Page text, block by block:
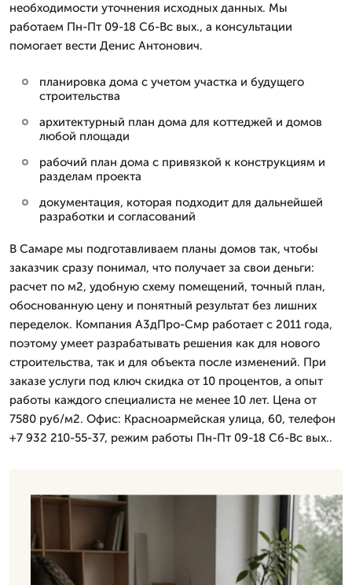
необходимости уточнения исходных данных. Мы
работаем Пн-Пт 09-18 Сб-Вс вых., а консультации
помогает вести Денис Антонович.
планировка дома с учетом участка и будущего
строительства
архитектурный план дома для коттеджей и домов
любой площади
рабочий план дома с привязкой к конструкциям и
разделам проекта
документация, которая подходит для дальнейшей
разработки и согласований
В Самаре мы подготавливаем планы домов так, чтобы
заказчик сразу понимал, что получает за свои деньги:
расчет по м2, удобную схему помещений, точный план,
обоснованную цену и понятный результат без лишних
переделок. Компания А3дПро-Смр работает с 2011 года,
поэтому умеет разрабатывать решения как для нового
строительства, так и для объекта после изменений. При
заказе услуги под ключ скидка от 10 процентов, а опыт
работы каждого специалиста не менее 10 лет. Цена от
7580 руб/м2. Офис: Красноармейская улица, 60, телефон
+7 932 210-55-37, режим работы Пн-Пт 09-18 Сб-Вс вых..